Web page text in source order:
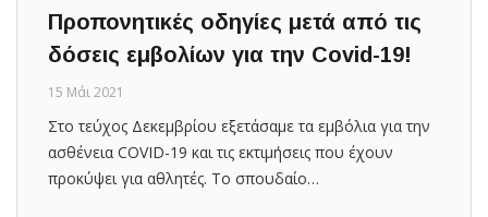
Προπονητικές οδηγίες μετά από τις
δόσεις εμβολίων για την Covid-19!
15 Μάι 2021
Στο τεύχος Δεκεμβρίου εξετάσαμε τα εμβόλια για την
ασθένεια COVID-19 και τις εκτιμήσεις που έχουν
προκύψει για αθλητές. Το σπουδαίο…